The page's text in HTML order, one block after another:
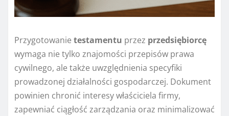
Przygotowanie testamentu przez przedsiębiorcę
wymaga nie tylko znajomości przepisów prawa
cywilnego, ale także uwzględnienia specyfiki
prowadzonej działalności gospodarczej. Dokument
powinien chronić interesy właściciela firmy,
zapewniać ciągłość zarządzania oraz minimalizować